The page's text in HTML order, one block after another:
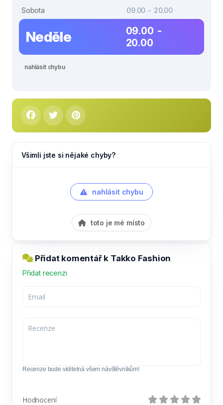
Sobota
09.00 - 20.00
Neděle
09.00 -
20.00
nahlásit chybu
Všimli jste si nějaké chyby?
nahlásit chybu
toto je mé místo
Přidat komentář k Takko Fashion
Přidat recenzi
Recenze bude viditelná všem návštěvníkům!
Hodnocení